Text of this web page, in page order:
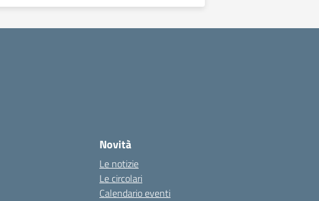
Novità
Le notizie
Le circolari
Calendario eventi